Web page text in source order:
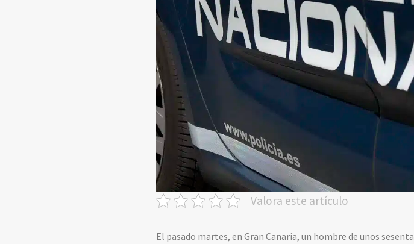
Valora este artículo
El pasado martes, en Gran Canaria, un hombre de unos